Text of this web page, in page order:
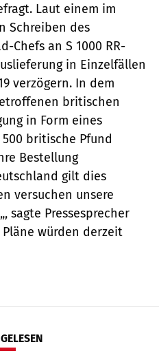
Laut einem im
Schreiben des
Chefs an S 1000 RR-
in Einzelfällen
verzögern. In dem
britischen
in Form eines
britische Pfund
Bestellung
gilt dies
versuchen unsere
sagte Pressesprecher
würden derzeit